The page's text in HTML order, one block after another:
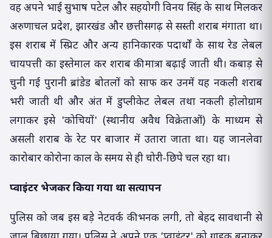
वह अपने भाई सुभाष पटेल और सहयोगी विनय सिंह के साथ मिलकर
अरुणाचल प्रदेश, झारखंड और छत्तीसगढ़ से सस्ती शराब मंगाता था।
इस शराब में स्प्रिट और अन्य हानिकारक पदार्थों के साथ रेड लेबल
चायपत्ती का इस्तेमाल कर शराब की मात्रा बढ़ाई जाती थी। कबाड़ से
चुनी गई पुरानी ब्रांडेड बोतलों को साफ कर उनमें यह नकली शराब
भरी जाती थी और अंत में डुप्लीकेट लेबल तथा नकली होलोग्राम
लगाकर इसे 'कोचियों' (स्थानीय अवैध विक्रेताओं) के माध्यम से
असली शराब के रेट पर बाजार में उतारा जाता था। यह जानलेवा
कारोबार कोरोना काल के समय से ही चोरी-छिपे चल रहा था।
प्वाइंटर भेजकर किया गया था सत्यापन
पुलिस को जब इस बड़े नेटवर्क की भनक लगी, तो बेहद सावधानी से